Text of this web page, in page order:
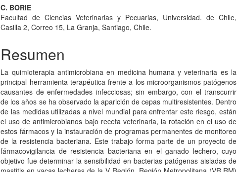
C. BORIE
Facultad de Ciencias Veterinarias y Pecuarias, Universidad. de Chile,
Casilla 2, Correo 15, La Granja, Santiago, Chile.
Resumen
La quimioterapia antimicrobiana en medicina humana y veterinaria es la
principal herramienta terapéutica frente a los microorganismos patógenos
causantes de enfermedades infecciosas; sin embargo, con el transcurrir
de los años se ha observado la aparición de cepas multiresistentes. Dentro
de las medidas utilizadas a nivel mundial para enfrentar este riesgo, están
el uso de antimicrobianos bajo receta veterinaria, la rotación en el uso de
estos fármacos y la instauración de programas permanentes de monitoreo
de la resistencia bacteriana. Este trabajo forma parte de un proyecto de
fármacovigilancia de resistencia bacteriana en el ganado lechero, cuyo
objetivo fue determinar la sensibilidad en bacterias patógenas aisladas de